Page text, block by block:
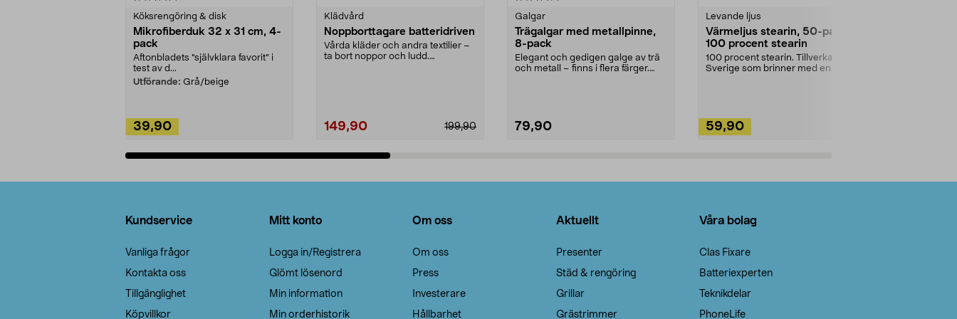
Köksrengöring & disk
Mikrofiberduk 32 x 31 cm, 4-
pack
Aftonbladets "självklara favorit” i
test av d...
Utförande: Grå/beige
39,90
Klädvård
Noppborttagare batteridriven
Vårda kläder och andra textilier –
ta bort noppor och ludd.
199,90
149,90
Galgar
Trägalgar med metallpinne,
8-pack
Elegant och gedigen galge av trä
och metall – finns i flera färger.
79,90
Levande ljus
Värmeljus stearin, 50-pack,
100 procent stearin
100 procent stearin. Tillverkade i
Sverige som brinner med en
59,90
Kundservice
Vanliga frågor
Kontakta oss
Tillgänglighet
Köpvillkor
Mitt konto
Logga in/Registrera
Glömt lösenord
Min information
Min orderhistorik
Om oss
Om oss
Press
Investerare
Hållbarhet
Aktuellt
Presenter
Städ & rengöring
Grillar
Grästrimmer
Våra bolag
Clas Fixare
Batteriexperten
Teknikdelar
PhoneLife